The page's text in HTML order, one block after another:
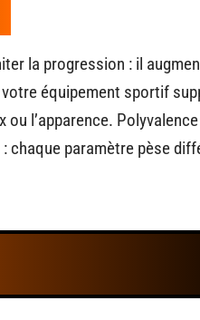
la progression : il
équipement sportif
l’apparence.
chaque paramètre pèse